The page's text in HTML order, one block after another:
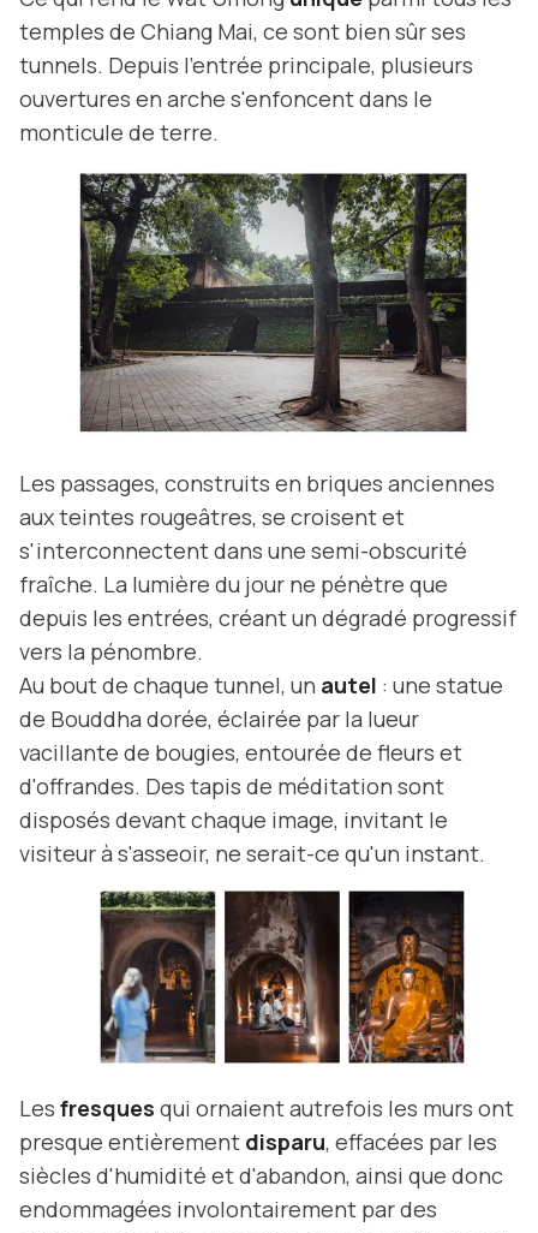
temples de Chiang Mai, ce sont bien sûr ses
tunnels. Depuis l'entrée principale, plusieurs
ouvertures en arche s'enfoncent dans le
monticule de terre.
Les passages, construits en briques anciennes
aux teintes rougeâtres, se croisent et
s'interconnectent dans une semi-obscurité
fraîche. La lumière du jour ne pénètre que
depuis les entrées, créant un dégradé progressif
vers la pénombre.
Au bout de chaque tunnel, un autel : une statue
de Bouddha dorée, éclairée par la lueur
vacillante de bougies, entourée de fleurs et
d'offrandes. Des tapis de méditation sont
disposés devant chaque image, invitant le
visiteur à s'asseoir, ne serait-ce qu'un instant.
Les fresques qui ornaient autrefois les murs ont
presque entièrement disparu, effacées par les
siècles d'humidité et d'abandon, ainsi que donc
endommagées involontairement par des